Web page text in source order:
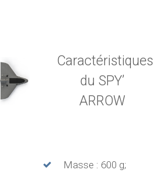
Caractéristiques
du SPY’
ARROW
Masse : 600 g;